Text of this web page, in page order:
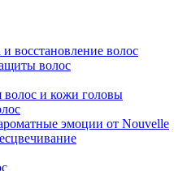
восстановление волос
волос
волос и кожи головы
эмоции от Nouvelle